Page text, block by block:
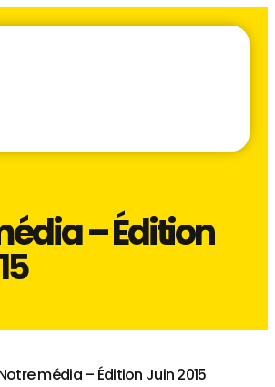
– Édition
média – Édition Juin 2015